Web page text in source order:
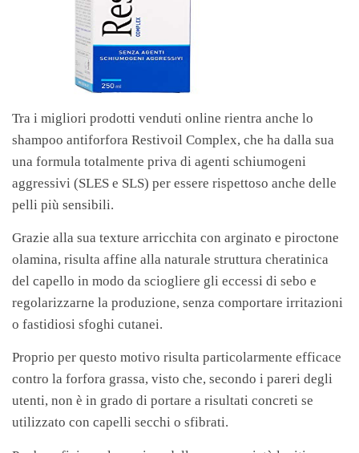
Tra i migliori prodotti venduti online rientra anche lo
shampoo antiforfora Restivoil Complex, che ha dalla sua
una formula totalmente priva di agenti schiumogeni
aggressivi (SLES e SLS) per essere rispettoso anche delle
pelli più sensibili.
Grazie alla sua texture arricchita con arginato e piroctone
olamina, risulta affine alla naturale struttura cheratinica
del capello in modo da sciogliere gli eccessi di sebo e
regolarizzarne la produzione, senza comportare irritazioni
o fastidiosi sfoghi cutanei.
Proprio per questo motivo risulta particolarmente efficace
contro la forfora grassa, visto che, secondo i pareri degli
utenti, non è in grado di portare a risultati concreti se
utilizzato con capelli secchi o sfibrati.